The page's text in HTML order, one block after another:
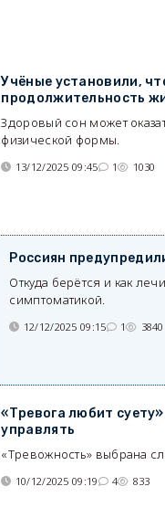
Учёные установили,
продолжительность
Здоровый сон может
физической формы.
13/12/2025 09:45 1 1030
Россиян
Откуда берётся и как
симптоматикой.
12/12/2025 09:15 1 3840
«Тревога любит
управлять
«Тревожность» выбрана
10/12/2025 09:19 4 833